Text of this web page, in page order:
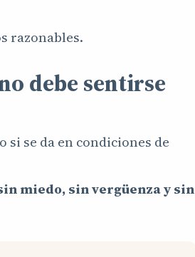
razonables.
debe sentirse
si se da en condiciones de
miedo, sin vergüenza y sin